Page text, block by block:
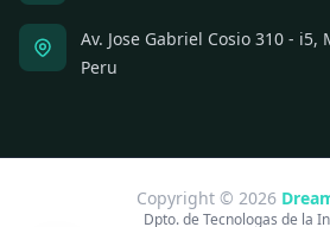
Av. Jose Gabriel Cosio 310 - i5,
Peru
Copyright © 2026
Dpto. de Tecnologas de la